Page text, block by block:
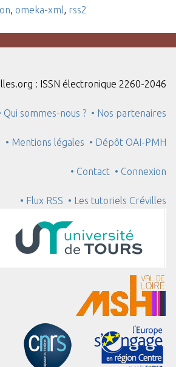
omeka-xml rss2
: ISSN électronique 2260-2046
Qui sommes-nous ? • Nos partenaires
• Mentions légales • Dépôt OAI-PMH
• Contact • Connexion
• Flux RSS • Les tutoriels Crévilles